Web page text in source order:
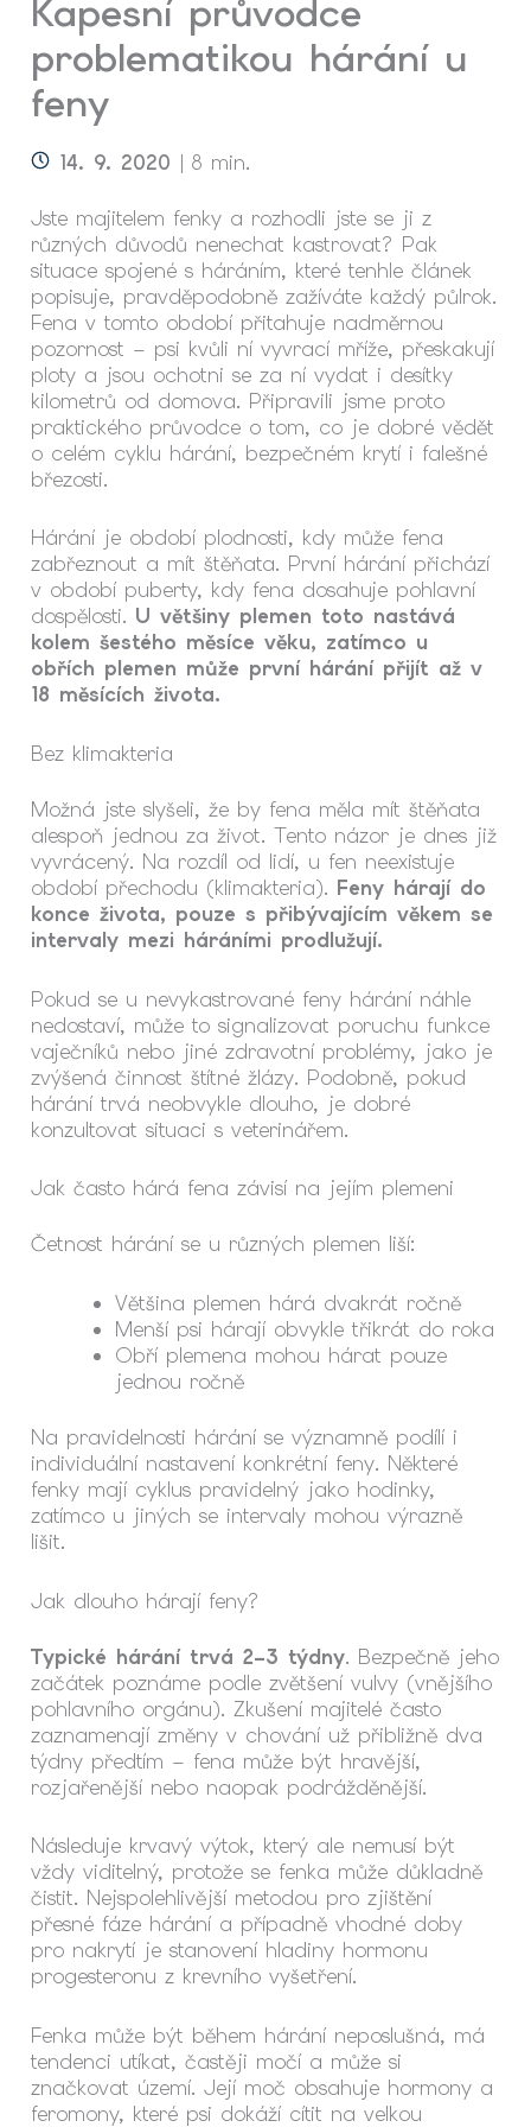
Kapesní průvodce
problematikou hárání u
feny
14. 9. 2020 | 8 min.
Jste majitelem fenky a rozhodli jste se ji z
různých důvodů nenechat kastrovat? Pak
situace spojené s háráním, které tenhle článek
popisuje, pravděpodobně zažíváte každý půlrok.
Fena v tomto období přitahuje nadměrnou
pozornost – psi kvůli ní vyvrací mříže, přeskakují
ploty a jsou ochotni se za ní vydat i desítky
kilometrů od domova. Připravili jsme proto
praktického průvodce o tom, co je dobré vědět
o celém cyklu hárání, bezpečném krytí i falešné
březosti.
Hárání je období plodnosti, kdy může fena
zabřeznout a mít štěňata. První hárání přichází
v období puberty, kdy fena dosahuje pohlavní
dospělosti. U většiny plemen toto nastává
kolem šestého měsíce věku, zatímco u
obřích plemen může první hárání přijít až v
18 měsících života.
Bez klimakteria
Možná jste slyšeli, že by fena měla mít štěňata
alespoň jednou za život. Tento názor je dnes již
vyvrácený. Na rozdíl od lidí, u fen neexistuje
období přechodu (klimakteria). Feny hárají do
konce života, pouze s přibývajícím věkem se
intervaly mezi háráními prodlužují.
Pokud se u nevykastrované feny hárání náhle
nedostaví, může to signalizovat poruchu funkce
vaječníků nebo jiné zdravotní problémy, jako je
zvýšená činnost štítné žlázy. Podobně, pokud
hárání trvá neobvykle dlouho, je dobré
konzultovat situaci s veterinářem.
Jak často hárá fena závisí na jejím plemeni
Četnost hárání se u různých plemen liší:
Většina plemen hárá dvakrát ročně
Menší psi hárají obvykle třikrát do roka
Obří plemena mohou hárat pouze
jednou ročně
Na pravidelnosti hárání se významně podílí i
individuální nastavení konkrétní feny. Některé
fenky mají cyklus pravidelný jako hodinky,
zatímco u jiných se intervaly mohou výrazně
lišit.
Jak dlouho hárají feny?
Typické hárání trvá 2–3 týdny. Bezpečně jeho
začátek poznáme podle zvětšení vulvy (vnějšího
pohlavního orgánu). Zkušení majitelé často
zaznamenají změny v chování už přibližně dva
týdny předtím – fena může být hravější,
rozjařenější nebo naopak podrážděnější.
Následuje krvavý výtok, který ale nemusí být
vždy viditelný, protože se fenka může důkladně
čistit. Nejspolehlivější metodou pro zjištění
přesné fáze hárání a případně vhodné doby
pro nakrytí je stanovení hladiny hormonu
progesteronu z krevního vyšetření.
Fenka může být během hárání neposlušná, má
tendenci utíkat, častěji močí a může si
značkovat území. Její moč obsahuje hormony a
feromony, které psi dokáží cítit na velkou